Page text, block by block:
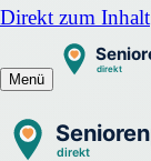
Direkt zum Inhalt
Menü